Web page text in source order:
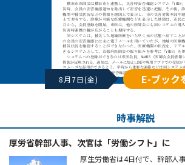
8月7日(金) E-ブック
時事解説
厚労省幹部人事、次官は「労働シフト」に
厚生労働省は4日付で、幹部人